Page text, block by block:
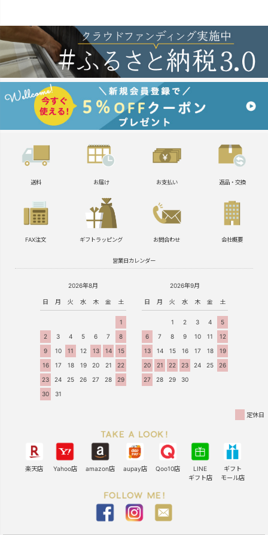
送料 お届け お支払い 返品・交換
FAX注文 ギフトラッピング お問合わせ 会社概要
営業日カレンダー
2026年8月
日 月 火 水 木 金 土
1
2
3 4 5 6 7
8
9
10 11 12 13 14
15
16
17 18 19 20 21
22
23
24 25 26 27 28
29
30
31
2026年9月
日 月 火 水 木 金 土
1 2 3 4
5
6
7 8 9 10 11
12
13
14 15 16 17 18
19
20
21 22 23 24 25
26
27
28 29 30
定休日
楽天店 Yahoo店 amazon店 aupay店 Qoo10店
LINE
ギフト店
ギフト
モール店